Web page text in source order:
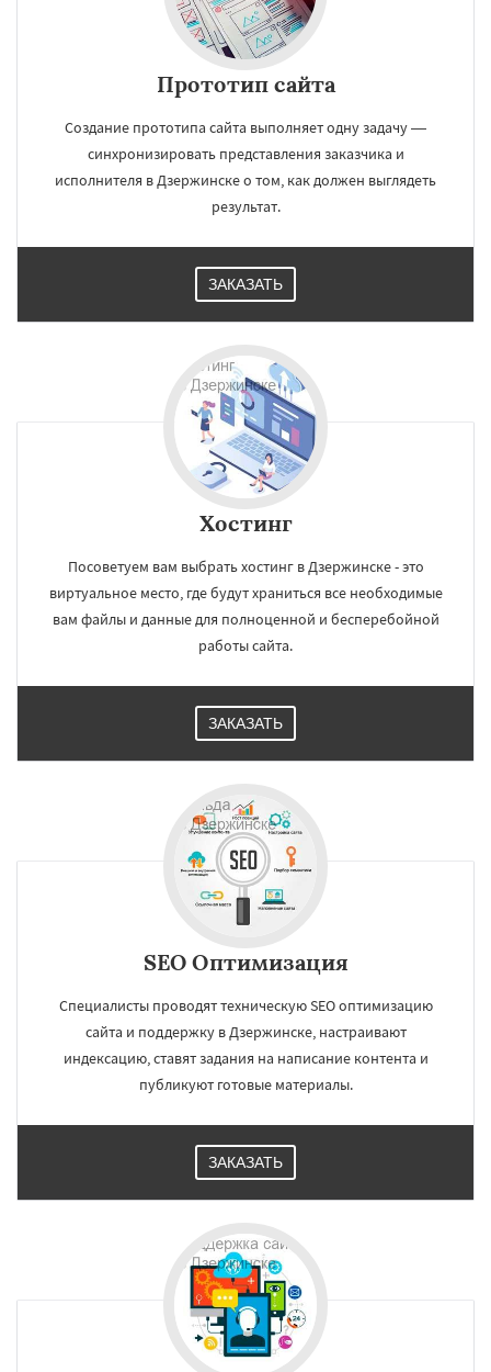
Прототип сайта
Создание прототипа сайта выполняет одну задачу —
синхронизировать представления заказчика и
исполнителя в Дзержинске о том, как должен выглядеть
результат.
ЗАКАЗАТЬ
Хостинг
Посоветуем вам выбрать хостинг в Дзержинске - это
виртуальное место, где будут храниться все необходимые
вам файлы и данные для полноценной и бесперебойной
работы сайта.
ЗАКАЗАТЬ
SEO Оптимизация
Специалисты проводят техническую SEO оптимизацию
сайта и поддержку в Дзержинске, настраивают
индексацию, ставят задания на написание контента и
публикуют готовые материалы.
ЗАКАЗАТЬ